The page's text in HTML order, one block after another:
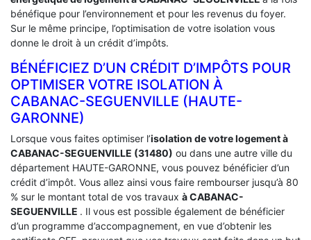
bénéfique pour l’environnement et pour les revenus du foyer.
Sur le même principe, l’optimisation de votre isolation vous
donne le droit à un crédit d’impôts.
BÉNÉFICIEZ D’UN CRÉDIT D’IMPÔTS POUR
OPTIMISER VOTRE ISOLATION À
‎CABANAC-SEGUENVILLE (HAUTE-
GARONNE)
Lorsque vous faites optimiser l’isolation de votre logement à
CABANAC-SEGUENVILLE (31480) ou dans une autre ville du
département HAUTE-GARONNE, vous pouvez bénéficier d’un
crédit d’impôt. Vous allez ainsi vous faire rembourser jusqu’à 80
% sur le montant total de vos travaux à CABANAC-
SEGUENVILLE . Il vous est possible également de bénéficier
d’un programme d’accompagnement, en vue d’obtenir les